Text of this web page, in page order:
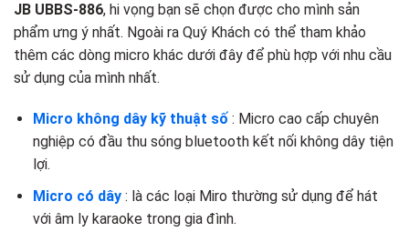
JB UBBS-886, hi vọng bạn sẽ chọn được cho mình sản
phẩm ưng ý nhất. Ngoài ra Quý Khách có thể tham khảo
thêm các dòng micro khác dưới đây để phù hợp với nhu cầu
sử dụng của mình nhất.
Micro không dây kỹ thuật số : Micro cao cấp chuyên
nghiệp có đầu thu sóng bluetooth kết nối không dây tiện
lợi.
Micro có dây : là các loại Miro thường sử dụng để hát
với âm ly karaoke trong gia đình.